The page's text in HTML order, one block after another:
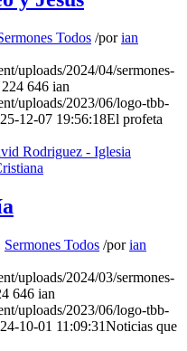
Todos /porian
uploads/2024/04/sermones-
224 646 ian
uploads/2023/06/logo-tbb-
12-07 19:56:18El profeta
Sermones Todos /porian
uploads/2024/03/sermones-
646 ian
uploads/2023/06/logo-tbb-
10-01 11:09:31Noticias que